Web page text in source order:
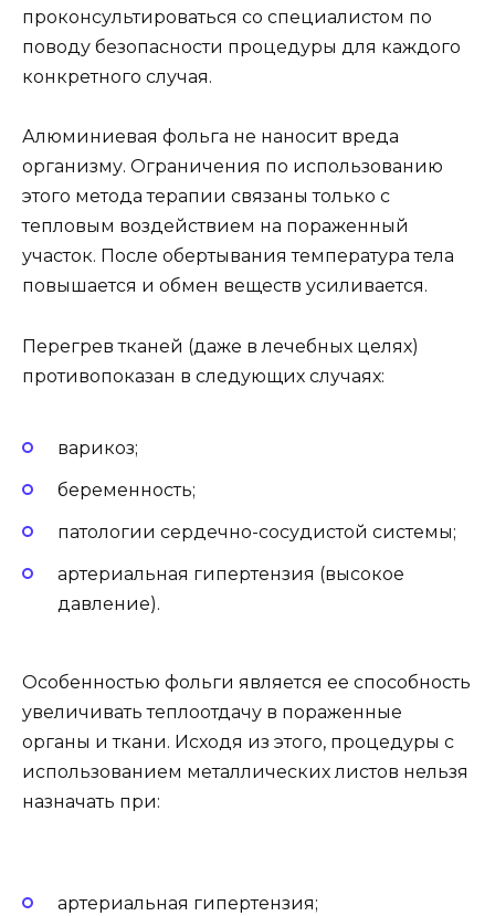
проконсультироваться со специалистом по
поводу безопасности процедуры для каждого
конкретного случая.
Алюминиевая фольга не наносит вреда
организму. Ограничения по использованию
этого метода терапии связаны только с
тепловым воздействием на пораженный
участок. После обертывания температура тела
повышается и обмен веществ усиливается.
Перегрев тканей (даже в лечебных целях)
противопоказан в следующих случаях:
варикоз;
беременность;
патологии сердечно-сосудистой системы;
артериальная гипертензия (высокое
давление).
Особенностью фольги является ее способность
увеличивать теплоотдачу в пораженные
органы и ткани. Исходя из этого, процедуры с
использованием металлических листов нельзя
назначать при:
артериальная гипертензия;